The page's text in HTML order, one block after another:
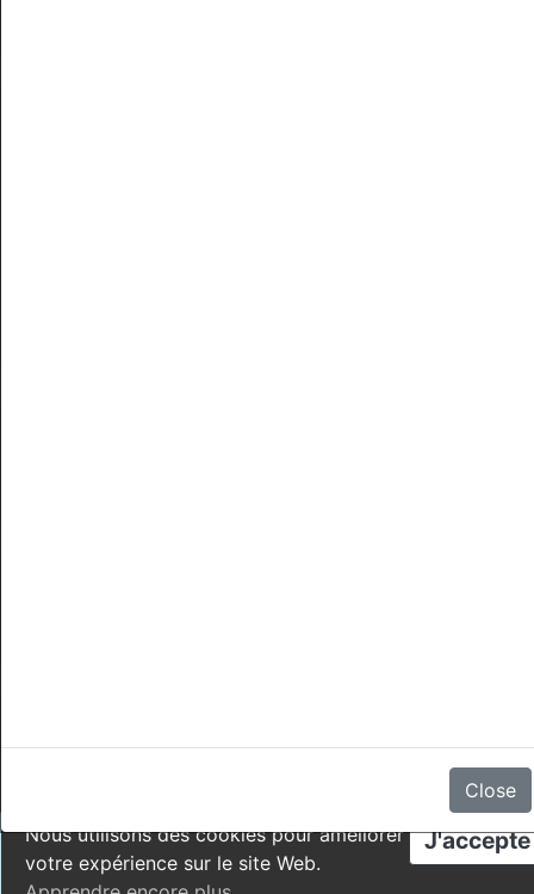
Close
J'accepte
Nous utilisons des cookies pour améliorer
votre expérience sur le site Web.